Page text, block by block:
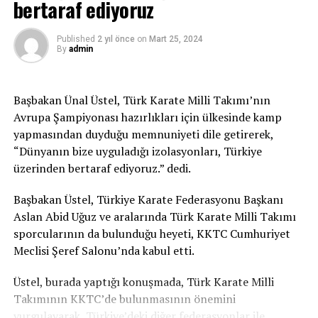
Prof. Dr. Balık, “Günde 1 milyon doz aşı uygulanması
durumunda temmuz ayı sonuna kadar toplumsal
bağışıklık hedefine erişiriz. Sonbaharda ise eski
uyumuna bağlı.” değerlendirmesinde bulundu.
BioNTech aşısının, ilk dozun 10 gün sonrasından
itibaren etkisini göstermeye başladığına işaret eden
Balık, bunun toplum bağışıklığını daha hızlı sağlama
Kovid-19’un “salgın” olarak anılmaması için toplumun
en az yüzde 60’ının aşılanmış olması gerektiğini aktaran
Balık, “Toplumun en az yüzde 60’ı aşılandığında hastalık
olarak görülmeye, artık toplumu ciddi şekilde
etkilememeye başlayabilir. Elbette bu süreçte aşı
bertaraf ediyoruz
Published 2 yıl önce on Mart 25, 2024
By admin
Başbakan Ünal Üstel, Türk Karate Milli Takımı’nın
Avrupa Şampiyonası hazırlıkları için ülkesinde kamp
yapmasından duyduğu memnuniyeti dile getirerek,
“Dünyanın bize uyguladığı izolasyonları, Türkiye
üzerinden bertaraf ediyoruz.” dedi.
Başbakan Üstel, Türkiye Karate Federasyonu Başkanı
Aslan Abid Uğuz ve aralarında Türk Karate Milli Takımı
sporcularının da bulunduğu heyeti, KKTC Cumhuriyet
Meclisi Şeref Salonu’nda kabul etti.
Üstel, burada yaptığı konuşmada, Türk Karate Milli
Takımının KKTC’de bulunmasının önemini